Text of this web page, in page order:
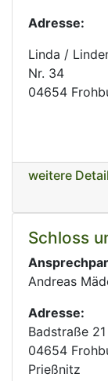
Adresse:
Linda /
Nr. 34
04654
weitere
Schloss
Andreas
Adresse:
Badstraße 21
04654
Prießnitz